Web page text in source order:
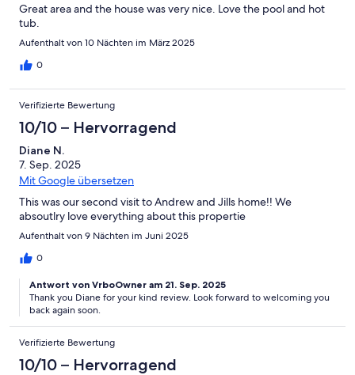
Great area and the house was very nice. Love the pool and hot
tub.
Aufenthalt von 10 Nächten im März 2025
0
Verifizierte Bewertung
10/10 – Hervorragend
Diane N.
7. Sep. 2025
Mit Google übersetzen
This was our second visit to Andrew and Jills home!! We
absoutlry love everything about this propertie
Aufenthalt von 9 Nächten im Juni 2025
0
Antwort von VrboOwner am 21. Sep. 2025
Thank you Diane for your kind review. Look forward to welcoming you
back again soon.
Verifizierte Bewertung
10/10 – Hervorragend